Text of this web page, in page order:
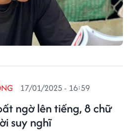
ngờ lên tiếng, 8 chữ
suy nghĩ
17/01/2025 - 16:59